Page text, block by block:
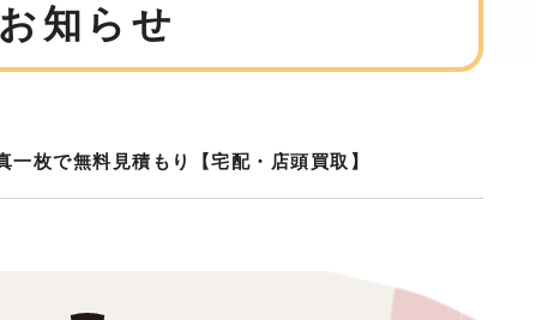
お知らせ
一枚で無料見積もり【宅配・店頭買取】